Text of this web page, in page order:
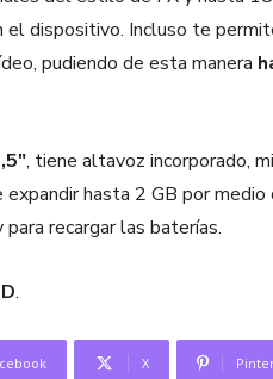
el dispositivo. Incluso te
pudiendo de esta manera
, tiene altavoz incorporado,
hasta 2 GB por
recargar las baterías.
.
X